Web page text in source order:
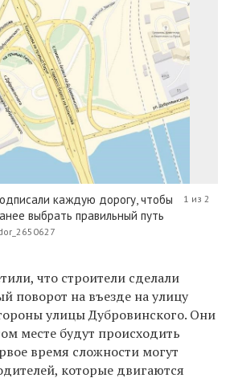
каждую дорогу, чтобы
выбрать правильный путь
1 из 2
что строители сделали
поворот на въезде на улицу
улицы Дубровинского. Они
месте будут происходить
время сложности могут
которые двигаются